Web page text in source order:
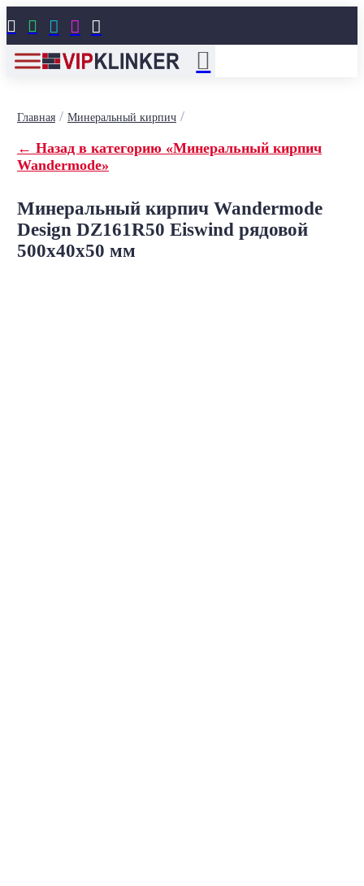
    
Главная/ Минеральный кирпич/
← Назад в категорию «Минеральный кирпич
Wandermode»
Минеральный кирпич Wandermode
Design DZ161R50 Eiswind рядовой
500x40x50 мм